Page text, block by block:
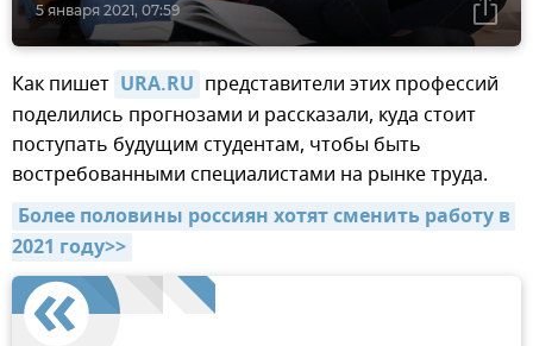
5 января 2021, 07:59
Как пишет URA.RU представители этих профессий
поделились прогнозами и рассказали, куда стоит
поступать будущим студентам, чтобы быть
востребованными специалистами на рынке труда.
Более половины россиян хотят сменить работу в
2021 году>>